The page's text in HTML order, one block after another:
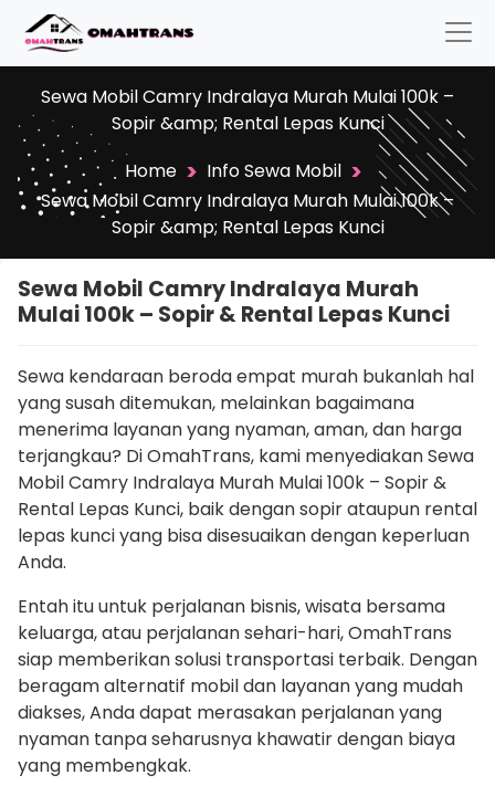
Sewa Mobil Camry Indralaya Murah Mulai 100k –
Sopir &amp; Rental Lepas Kunci
Home > Info Sewa Mobil >
Sewa Mobil Camry Indralaya Murah Mulai 100k –
Sopir &amp; Rental Lepas Kunci
Sewa Mobil Camry Indralaya Murah
Mulai 100k – Sopir & Rental Lepas Kunci
Sewa kendaraan beroda empat murah bukanlah hal
yang susah ditemukan, melainkan bagaimana
menerima layanan yang nyaman, aman, dan harga
terjangkau? Di OmahTrans, kami menyediakan Sewa
Mobil Camry Indralaya Murah Mulai 100k – Sopir &
Rental Lepas Kunci, baik dengan sopir ataupun rental
lepas kunci yang bisa disesuaikan dengan keperluan
Anda.
Entah itu untuk perjalanan bisnis, wisata bersama
keluarga, atau perjalanan sehari-hari, OmahTrans
siap memberikan solusi transportasi terbaik. Dengan
beragam alternatif mobil dan layanan yang mudah
diakses, Anda dapat merasakan perjalanan yang
nyaman tanpa seharusnya khawatir dengan biaya
yang membengkak.